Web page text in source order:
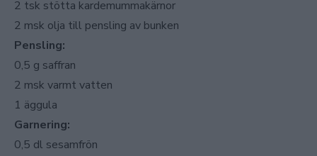
2 tsk stötta kardemummakärnor
2 msk olja till pensling av bunken
Pensling:
0,5 g saffran
2 msk varmt vatten
1 äggula
Garnering:
0,5 dl sesamfrön